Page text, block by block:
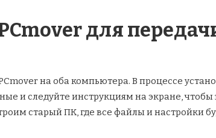
для
на оба компьютера. В процессе
и следуйте инструкциям на экране,
старый ПК, где все файлы и настройки